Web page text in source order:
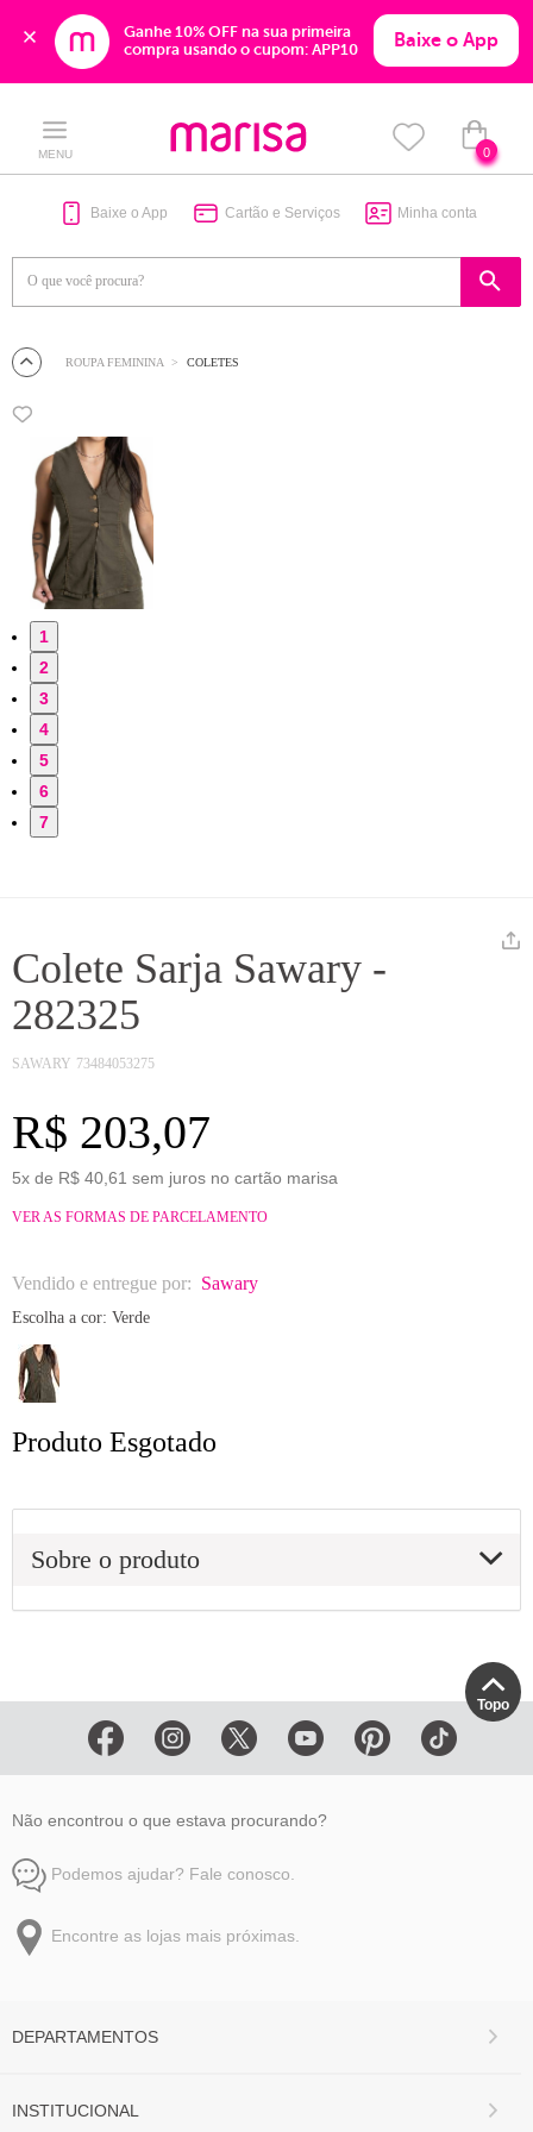
Ganhe 10% OFF na sua primeira
compra usando o cupom: APP10
Baixe o App
content
navigation
MENU 0
Baixe o App Cartão e Serviços Minha conta
ROUPA FEMININA COLETES
1
2
3
4
5
6
7
Colete Sarja Sawary -
282325
SAWARY 73484053275
R$ 203,07
5x de R$ 40,61 sem juros no cartão marisa
VER AS FORMAS DE PARCELAMENTO
Vendido e entregue por: Sawary
Escolha a cor: Verde
Produto Esgotado
Sobre o produto
Topo
Não encontrou o que estava procurando?
Podemos ajudar? Fale conosco.
Encontre as lojas mais próximas.
DEPARTAMENTOS
INSTITUCIONAL